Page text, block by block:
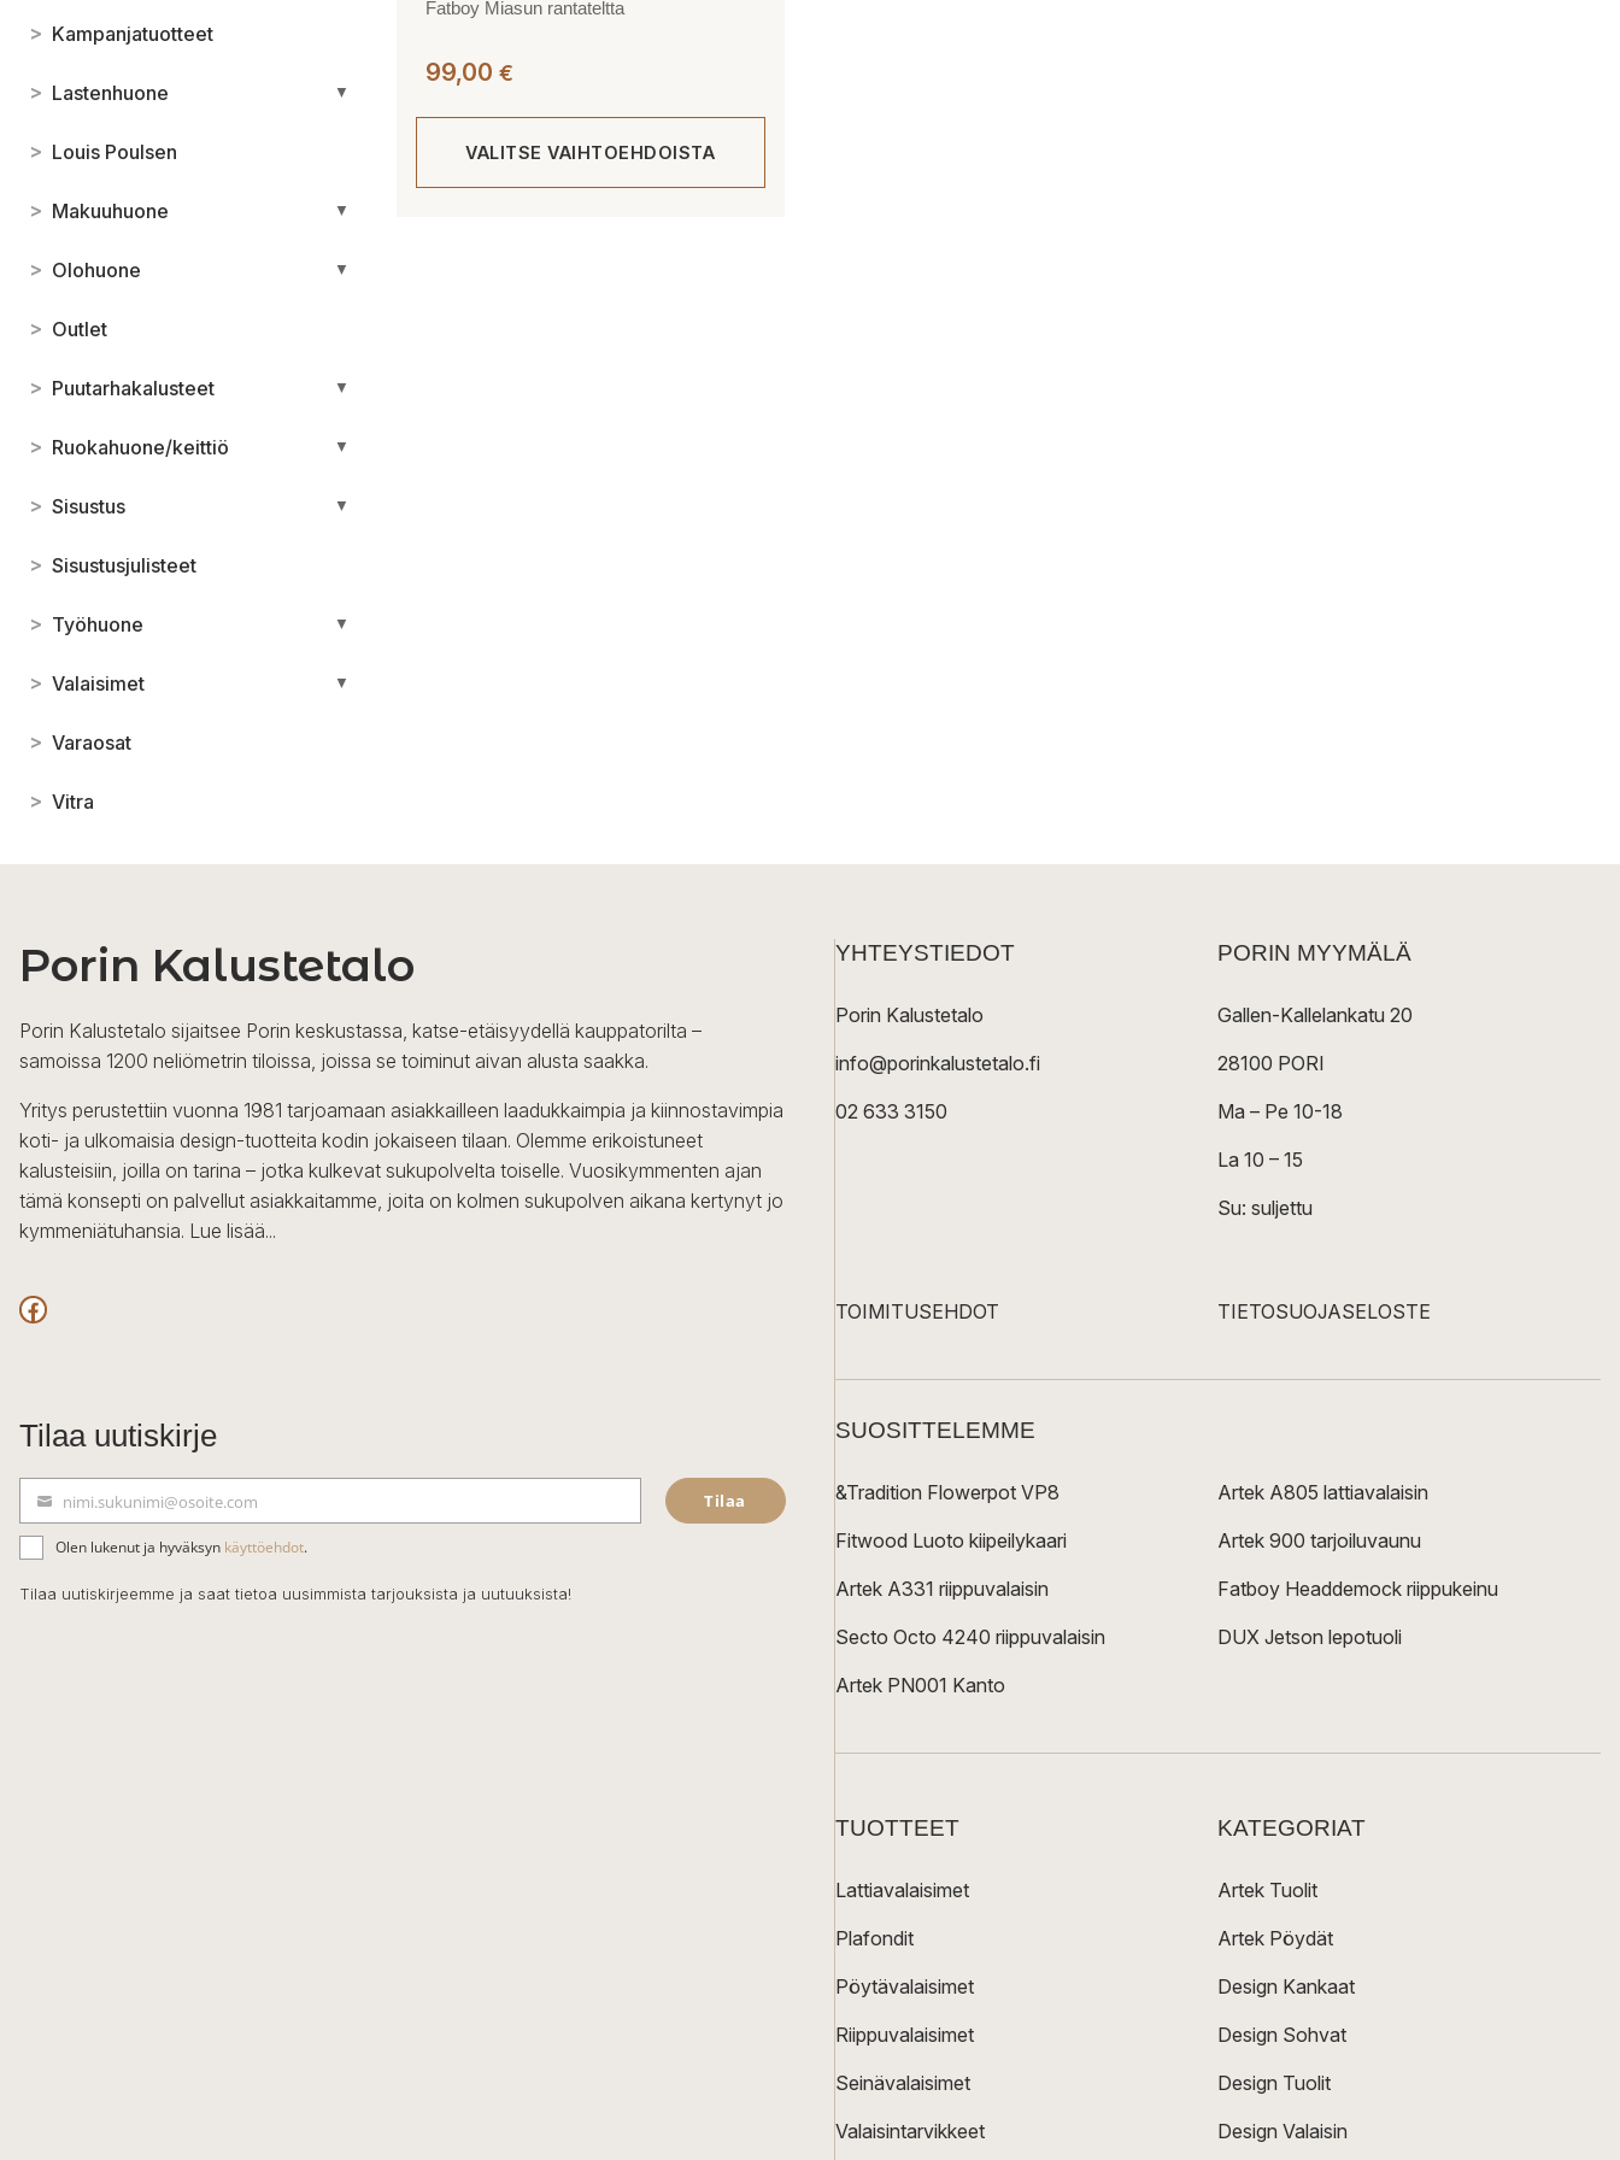
> Kampanjatuotteet
> Lastenhuone ▼
> Louis Poulsen
> Makuuhuone ▼
> Olohuone ▼
> Outlet
> Puutarhakalusteet ▼
> Ruokahuone/keittiö ▼
> Sisustus ▼
> Sisustusjulisteet
> Työhuone ▼
> Valaisimet ▼
> Varaosat
> Vitra
Fatboy Miasun rantateltta
99,00 €
VALITSE VAIHTOEHDOISTA
Porin Kalustetalo
Porin Kalustetalo sijaitsee Porin keskustassa, katse-etäisyydellä kauppatorilta –
samoissa 1200 neliömetrin tiloissa, joissa se toiminut aivan alusta saakka.
Yritys perustettiin vuonna 1981 tarjoamaan asiakkailleen laadukkaimpia ja kiinnostavimpia
koti- ja ulkomaisia design-tuotteita kodin jokaiseen tilaan. Olemme erikoistuneet
kalusteisiin, joilla on tarina – jotka kulkevat sukupolvelta toiselle. Vuosikymmenten ajan
tämä konsepti on palvellut asiakkaitamme, joita on kolmen sukupolven aikana kertynyt jo
kymmeniätuhansia. Lue lisää...
Facebook
Tilaa uutiskirje
ä
h
k
nimi.sukunimi@osoite.com Tilaa
Olen lukenut ja hyväksyn käyttöehdot.
Tilaa uutiskirjeemme ja saat tietoa uusimmista tarjouksista ja uutuuksista!
YHTEYSTIEDOT
Porin Kalustetalo
info@porinkalustetalo.fi
02 633 3150
PORIN MYYMÄLÄ
Gallen-Kallelankatu 20
28100 PORI
Ma – Pe 10-18
La 10 – 15
Su: suljettu
TOIMITUSEHDOT TIETOSUOJASELOSTE
SUOSITTELEMME
&Tradition Flowerpot VP8
Fitwood Luoto kiipeilykaari
Artek A331 riippuvalaisin
Secto Octo 4240 riippuvalaisin
Artek PN001 Kanto
Artek A805 lattiavalaisin
Artek 900 tarjoiluvaunu
Fatboy Headdemock riippukeinu
DUX Jetson lepotuoli
TUOTTEET
Lattiavalaisimet
Plafondit
Pöytävalaisimet
Riippuvalaisimet
Seinävalaisimet
Valaisintarvikkeet
KATEGORIAT
Artek Tuolit
Artek Pöydät
Design Kankaat
Design Sohvat
Design Tuolit
Design Valaisin